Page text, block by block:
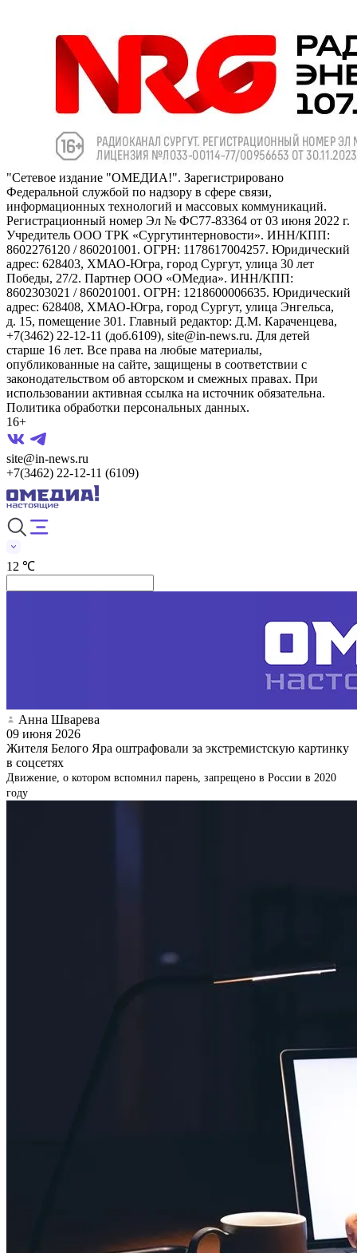
"Сетевое издание "ОМЕДИА!". Зарегистрировано
Федеральной службой по надзору в сфере связи,
информационных технологий и массовых коммуникаций.
Регистрационный номер Эл № ФС77-83364 от 03 июня 2022 г.
Учредитель ООО ТРК «Сургутинтерновости». ИНН/КПП:
8602276120 / 860201001. ОГРН: 1178617004257. Юридический
адрес: 628403, ХМАО-Югра, город Сургут, улица 30 лет
Победы, 27/2. Партнер ООО «ОМедиа». ИНН/КПП:
8602303021 / 860201001. ОГРН: 1218600006635. Юридический
адрес: 628408, ХМАО-Югра, город Сургут, улица Энгельса,
д. 15, помещение 301. Главный редактор: Д.М. Караченцева,
+7(3462) 22-12-11 (доб.6109), site@in-news.ru. Для детей
старше 16 лет. Все права на любые материалы,
опубликованные на сайте, защищены в соответствии с
законодательством об авторском и смежных правах. При
использовании активная ссылка на источник обязательна.
Политика обработки персональных данных.
16+
site@in-news.ru
+7(3462) 22-12-11 (6109)
12 ℃
Анна Шварева
09 июня 2026
Жителя Белого Яра оштрафовали за экстремистскую картинку
в соцсетях
Движение, о котором вспомнил парень, запрещено в России в 2020
году